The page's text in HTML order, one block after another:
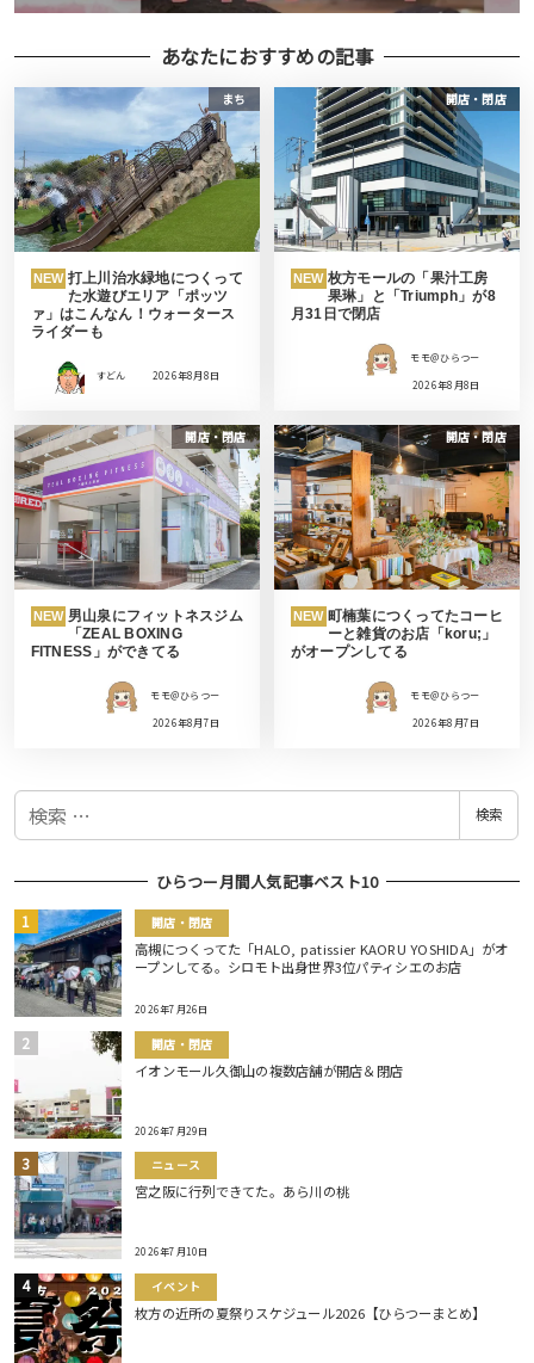
あなたにおすすめの記事
まち
NEW 打上川治水緑地につくって
た水遊びエリア「ポッツ
ァ」はこんなん！ウォータース
ライダーも
すどん 2026年8月8日
開店・閉店
NEW 枚方モールの「果汁工房
果琳」と「Triumph」が8
月31日で閉店
モモ＠ひらつー
2026年8月8日
開店・閉店
NEW 男山泉にフィットネスジム
「ZEAL BOXING
FITNESS」ができてる
モモ＠ひらつー
2026年8月7日
開店・閉店
NEW 町楠葉につくってたコーヒ
ーと雑貨のお店「koru;」
がオープンしてる
モモ＠ひらつー
2026年8月7日
検
検索
ひらつー月間人気記事ベスト10
開店・閉店
高槻につくってた「HALO, patissier KAORU YOSHIDA」がオ
ープンしてる。シロモト出身世界3位パティシエのお店
2026年7月26日
開店・閉店
イオンモール久御山の複数店舗が開店＆閉店
2026年7月29日
ニュース
宮之阪に行列できてた。あら川の桃
2026年7月10日
イベント
枚方の近所の夏祭りスケジュール2026【ひらつーまとめ】